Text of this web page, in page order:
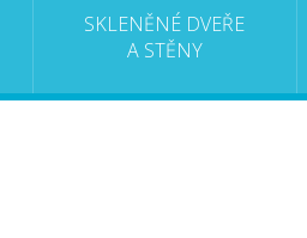
SKLENĚNÉ DVEŘE
A STĚNY